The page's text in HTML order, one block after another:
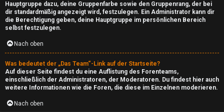
Hauptgruppe dazu, deine Gruppenfarbe sowie den Gruppenrang, der bei
dir standardmäßig angezeigt wird, festzulegen. Ein Administrator kann dir
die Berechtigung geben, deine Hauptgruppe im persönlichen Bereich
selbst festzulegen.
Nach oben
Was bedeutet der „Das Team“-Link auf der Startseite?
Auf dieser Seite findest du eine Auflistung des Forenteams,
einschließlich der Administratoren, der Moderatoren. Du findest hier auch
weitere Informationen wie die Foren, die diese im Einzelnen moderieren.
Nach oben
↳
W
e
b
s